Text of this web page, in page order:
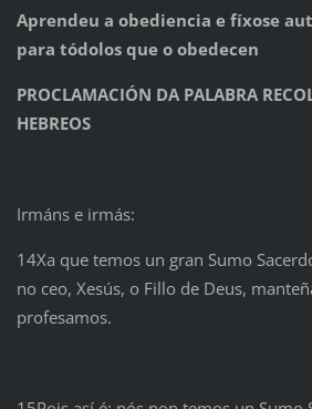
Aprendeu a obediencia e fíxose
para tódolos que o obedecen
PROCLAMACIÓN DA PALABRA
HEBREOS
Irmáns e irmás:
14Xa que temos un gran Sumo
no ceo, Xesús, o Fillo de Deus,
profesamos.